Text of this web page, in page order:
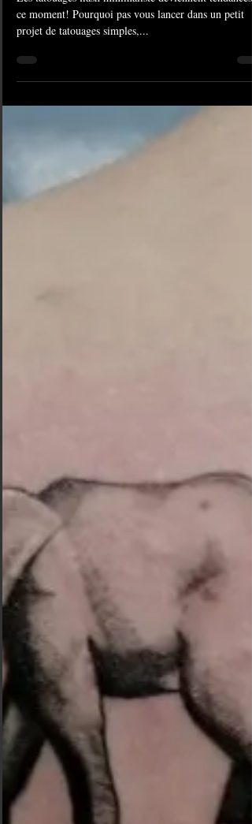
#1168 Tatouage minimaliste |
American Body Art
Les tatouages flash minimaliste deviennent tendances